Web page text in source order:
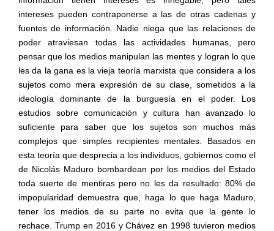
intereses pueden contraponerse a las de otras cadenas y
fuentes de información. Nadie niega que las relaciones de
poder atraviesan todas las actividades humanas, pero
pensar que los medios manipulan las mentes y logran lo que
les da la gana es la vieja teoría marxista que considera a los
sujetos como mera expresión de su clase, sometidos a la
ideología dominante de la burguesía en el poder. Los
estudios sobre comunicación y cultura han avanzado lo
suficiente para saber que los sujetos son muchos más
complejos que simples recipientes mentales. Basados en
esta teoría que desprecia a los individuos, gobiernos como el
de Nicolás Maduro bombardean por los medios del Estado
toda suerte de mentiras pero no les da resultado: 80% de
impopularidad demuestra que, haga lo que haga Maduro,
tener los medios de su parte no evita que la gente lo
rechace. Trump en 2016 y Chávez en 1998 tuvieron medios